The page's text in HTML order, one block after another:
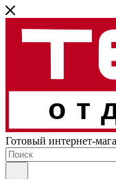
Готовый интернет-